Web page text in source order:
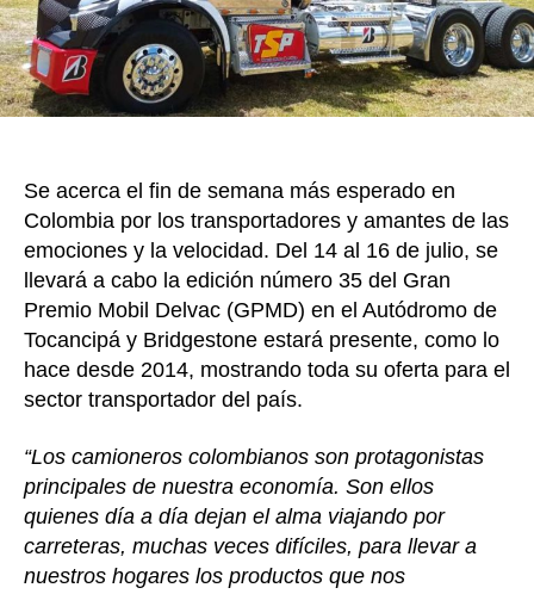
Mobil
Delvac
que
se
realiza
de
Se acerca el fin de semana más esperado en
Colombia por los transportadores y amantes de las
emociones y la velocidad. Del 14 al 16 de julio, se
llevará a cabo la edición número 35 del Gran
Premio Mobil Delvac (GPMD) en el Autódromo de
Tocancipá y Bridgestone estará presente, como lo
hace desde 2014, mostrando toda su oferta para el
sector transportador del país.
“Los camioneros colombianos son protagonistas
principales de nuestra economía. Son ellos
quienes día a día dejan el alma viajando por
carreteras, muchas veces difíciles, para llevar a
nuestros hogares los productos que nos